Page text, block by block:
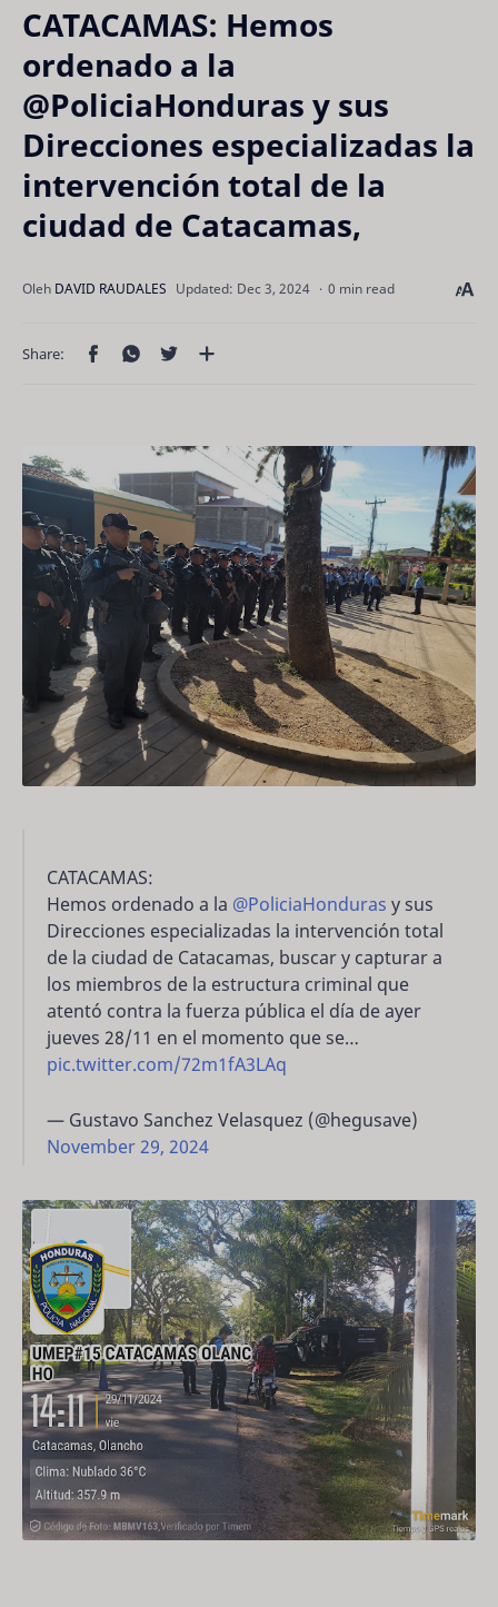
CATACAMAS: Hemos
ordenado a la
@PoliciaHonduras y sus
Direcciones especializadas la
intervención total de la
ciudad de Catacamas,
0 min read
CATACAMAS:
Hemos ordenado a la @PoliciaHonduras y sus
Direcciones especializadas la intervención total
de la ciudad de Catacamas, buscar y capturar a
los miembros de la estructura criminal que
atentó contra la fuerza pública el día de ayer
jueves 28/11 en el momento que se…
pic.twitter.com/72m1fA3LAq
— Gustavo Sanchez Velasquez (@hegusave)
November 29, 2024